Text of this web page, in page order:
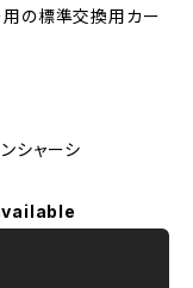
用の標準交換用カー
シャーシ